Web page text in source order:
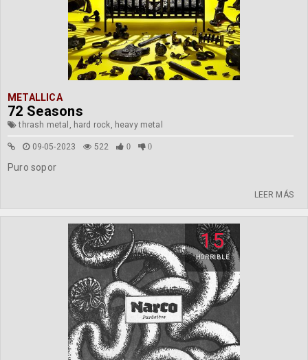
METALLICA
72 Seasons
thrash metal, hard rock, heavy metal
09-05-2023 522 0 0
Puro sopor
LEER MÁS
15
HORRIBLE